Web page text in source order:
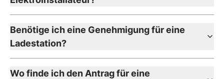
Benötige ich eine Genehmigung für eine
Ladestation?
Wo finde ich den Antrag für eine